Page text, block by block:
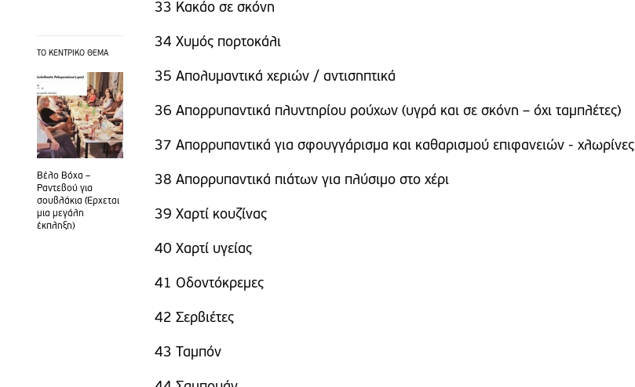
ΤΟ ΚΕΝΤΡΙΚΟ ΘΕΜΑ
Βέλο Βόχα –
Ραντεβού για
σουβλάκια (Έρχεται
μια μεγάλη
έκπληξη)
33 Κακάο σε σκόνη
34 Χυμός πορτοκάλι
35 Απολυμαντικά χεριών / αντισηπτικά
36 Απορρυπαντικά πλυντηρίου ρούχων (υγρά και σε σκόνη – όχι ταμπλέτες)
37 Απορρυπαντικά για σφουγγάρισμα και καθαρισμού επιφανειών - χλωρίνες
38 Απορρυπαντικά πιάτων για πλύσιμο στο χέρι
39 Χαρτί κουζίνας
40 Χαρτί υγείας
41 Οδοντόκρεμες
42 Σερβιέτες
43 Ταμπόν